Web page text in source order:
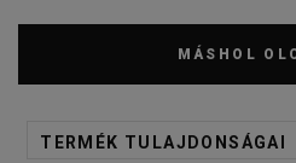
MÁSHOL
TERMÉK TULAJDONSÁGAI